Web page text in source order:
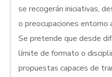
se recogerán iniciativas,
o preocupaciones
Se pretende que desde
límite de formato o
propuestas capaces de